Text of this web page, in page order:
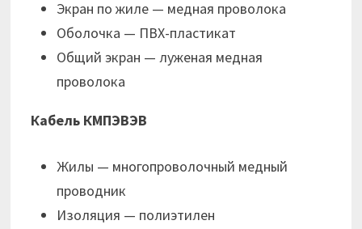
Экран по жиле — медная проволока
Оболочка — ПВХ-пластикат
Общий экран — луженая медная
проволока
Кабель КМПЭВЭВ
Жилы — многопроволочный медный
проводник
Изоляция — полиэтилен